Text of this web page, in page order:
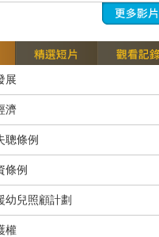
展
濟
聰條例
條例
幼兒照顧計劃
權